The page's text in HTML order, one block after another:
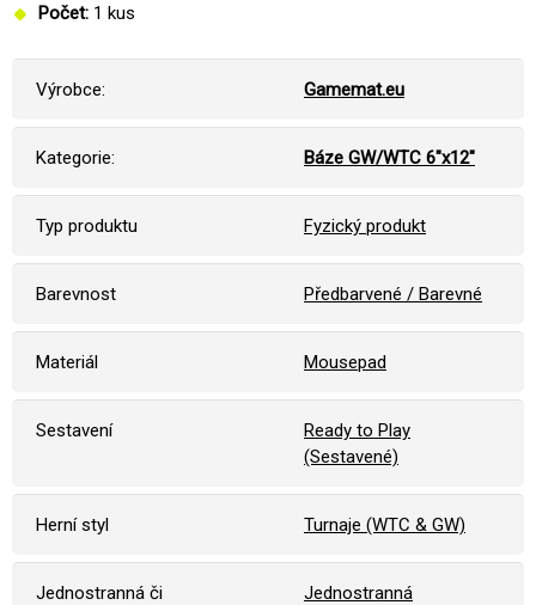
Počet: 1 kus
Výrobce: Gamemat.eu
Kategorie: Báze GW/WTC 6"x12"
Typ produktu Fyzický produkt
Barevnost Předbarvené / Barevné
Materiál Mousepad
Sestavení
Ready to Play
(Sestavené)
Herní styl Turnaje (WTC & GW)
Jednostranná či
Jednostranná